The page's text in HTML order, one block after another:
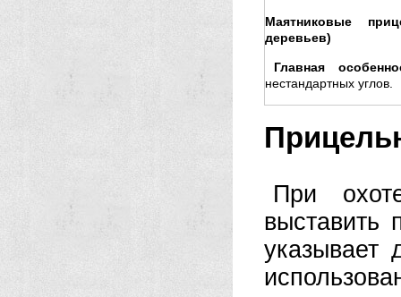
Маятниковые
деревьев)
Главная
нестандартных углов.
При
выставить